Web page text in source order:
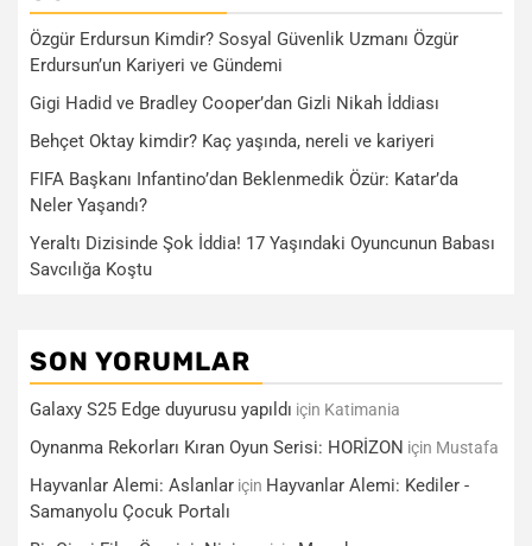
Özgür Erdursun Kimdir? Sosyal Güvenlik Uzmanı Özgür
Erdursun’un Kariyeri ve Gündemi
Gigi Hadid ve Bradley Cooper’dan Gizli Nikah İddiası
Behçet Oktay kimdir? Kaç yaşında, nereli ve kariyeri
FIFA Başkanı Infantino’dan Beklenmedik Özür: Katar’da
Neler Yaşandı?
Yeraltı Dizisinde Şok İddia! 17 Yaşındaki Oyuncunun Babası
Savcılığa Koştu
SON YORUMLAR
Galaxy S25 Edge duyurusu yapıldı için Katimania
Oynanma Rekorları Kıran Oyun Serisi: HORİZON için Mustafa
Hayvanlar Alemi: Aslanlar için Hayvanlar Alemi: Kediler -
Samanyolu Çocuk Portalı